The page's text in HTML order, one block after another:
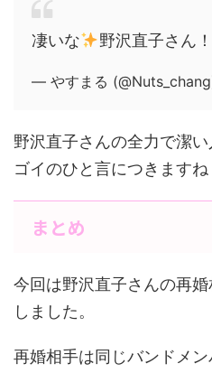
凄いな 野沢直子さん！
— やすまる
野沢直子さんの全力で潔
ゴイのひと言につきますね
まとめ
今回は野沢直子さんの再
しました。
再婚相手は同じバンドメ